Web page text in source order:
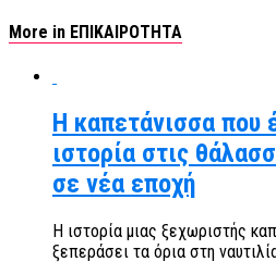
More in ΕΠΙΚΑΙΡΟΤΗΤΑ
Η καπετάνισσα που
ιστορία στις
σε νέα εποχή
Η ιστορία μιας ξεχωριστής
ξεπεράσει τα όρια στη